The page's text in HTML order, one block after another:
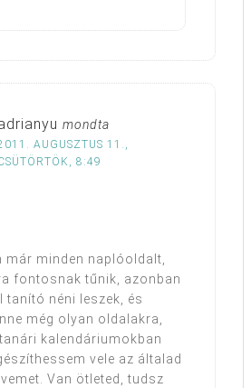
mondta
AUGUSZTUS 11.,
8:49
már minden naplóoldalt,
fontosnak tűnik, azonban
tanító néni leszek, és
még olyan oldalakra,
kalendáriumokban
vele az általad
Van ötleted, tudsz